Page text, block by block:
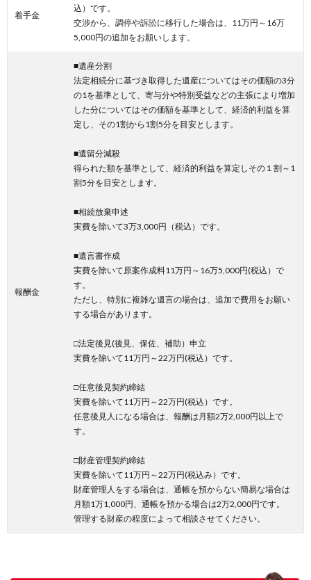
着手金
込）です。
交渉から、調停や訴訟に移行した場合は、11万円～16万
5,000円の追加をお願いします。
報酬金
■遺産分割
法定相続分に基づき取得した遺産についてはその価額の3分
の1を基準として、寄与分や特別受益などの主張により増加
した分についてはその価額を基準として、経済的利益を算
定し、その1割から1割5分を目安とします。
■遺留分減殺
得られた額を基準として、経済的利益を算定しその１割～1
割5分を目安とします。
■相続放棄申述
実費を除いて3万3,000円（税込）です。
■遺言書作成
実費を除いて原案作成料11万円～16万5,000円(税込）で
す。
ただし、特別に複雑な遺言の場合は、追加で費用をお願い
する場合があります。
□法定後見(後見、保佐、補助）申立
実費を除いて11万円～22万円(税込）です。
□任意後見契約締結
実費を除いて11万円～22万円(税込）です。
任意後見人になる場合は、報酬は月額2万2,000円以上で
す。
□財産管理契約締結
実費を除いて11万円～22万円(税込み）です。
財産管理人をする場合は、通帳を預からない簡易な場合は
月額1万1,000円、通帳を預かる場合は2万2,000円です。
管理する財産の程度によって相談させてください。